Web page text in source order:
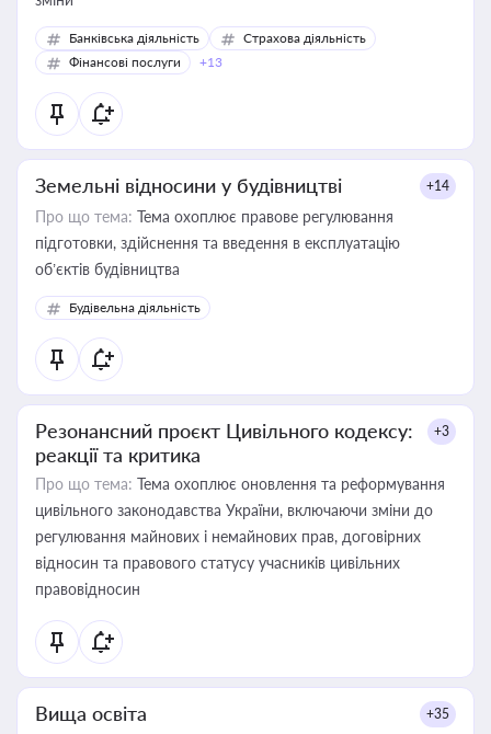
Банківська діяльність
Страхова діяльність
Фінансові послуги
+13
Земельні відносини у будівництві +14
Про що тема: Тема охоплює правове регулювання
підготовки, здійснення та введення в експлуатацію
об’єктів будівництва
Будівельна діяльність
Резонансний проєкт Цивільного кодексу:
реакції та критика
+3
Про що тема: Тема охоплює оновлення та реформування
цивільного законодавства України, включаючи зміни до
регулювання майнових і немайнових прав, договірних
відносин та правового статусу учасників цивільних
правовідносин
Вища освіта +35